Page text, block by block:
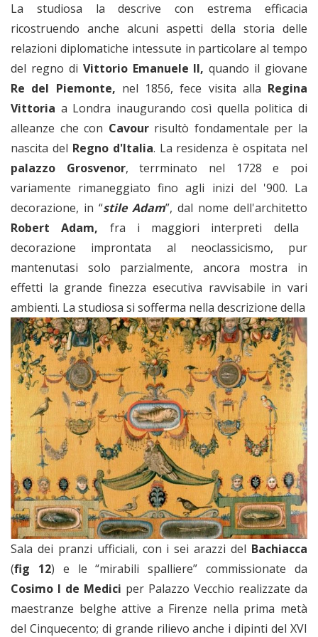
La studiosa la descrive con estrema efficacia
ricostruendo anche alcuni aspetti della storia delle
relazioni diplomatiche intessute in particolare al tempo
del regno di Vittorio Emanuele II, quando il giovane
Re del Piemonte, nel 1856, fece visita alla Regina
Vittoria a Londra inaugurando così quella politica di
alleanze che con Cavourrisultò fondamentale per la
nascita del Regno d'Italia. La residenza è ospitata nel
palazzo Grosvenor, terrminato nel 1728 e poi
variamente rimaneggiato fino agli inizi del '900. La
decorazione, in “stile Adam”, dal nome dell'architetto
Robert Adam, fra i maggiori interpreti della
decorazione improntata al neoclassicismo, pur
mantenutasi solo parzialmente, ancora mostra in
effetti la grande finezza esecutiva ravvisabile in vari
ambienti. La studiosa si sofferma nella descrizione della
Sala dei pranzi ufficiali, con i sei arazzi del Bachiacca
(fig 12) e le “mirabili spalliere” commissionate da
Cosimo I de Medici per Palazzo Vecchio realizzate da
maestranze belghe attive a Firenze nella prima metà
del Cinquecento; di grande rilievo anche i dipinti del XVI